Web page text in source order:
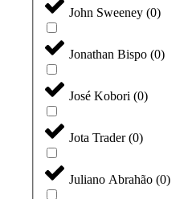
John Sweeney (0)
Jonathan Bispo (0)
José Kobori (0)
Jota Trader(0)
Juliano Abrahão (0)